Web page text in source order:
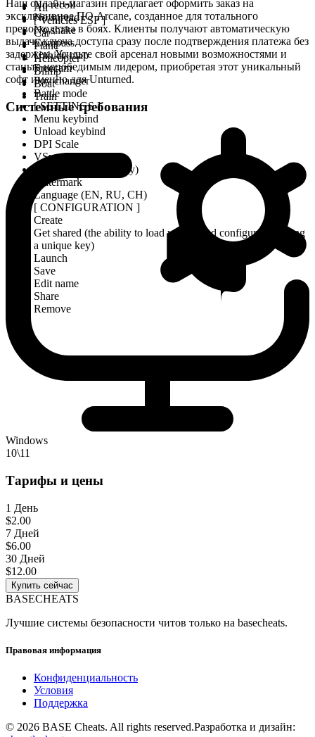
All
[ Vehicles ESP ]
Car
Plane
Helicopter
Blimp
Boat
Train
No recoil
No spread
No shake
Compass
Unhide map
Freecam
Fov changer
Battle mode
[ SETTINGS ]
Menu keybind
Unload keybind
DPI Scale
VSync
Theme (Murky, Sunny)
Watermark
Language (EN, RU, CH)
[ CONFIGURATION ]
Create
Get shared (the ability to load your friend configuration using
a unique key)
Launch
Save
Edit name
Share
Remove
Наш онлайн-магазин предлагает оформить заказ на
эксклюзивное ПО Arcane, созданное для тотального
превосходства в боях. Клиенты получают автоматическую
выдачу ключа доступа сразу после подтверждения платежа без
задержек. Усильте свой арсенал новыми возможностями и
станьте непобедимым лидером, приобретая этот уникальный
софт именно для Unturned.
Системные требования
Windows
10\11
Тарифы и цены
1 День
$2.00
7 Дней
$6.00
30 Дней
$12.00
Купить сейчас
BASECHEATS
Лучшие системы безопасности читов только на basecheats.
Правовая информация
Конфиденциальность
Условия
Поддержка
© 2026 BASE Cheats. All rights reserved.Разработка и дизайн: